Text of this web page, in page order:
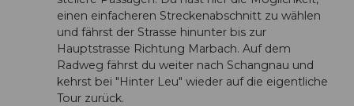
einen einfacheren Streckenabschnitt zu wählen
und fährst der Strasse hinunter bis zur
Hauptstrasse Richtung Marbach. Auf dem
Radweg fährst du weiter nach Schangnau und
kehrst bei "Hinter Leu" wieder auf die eigentliche
Tour zurück.